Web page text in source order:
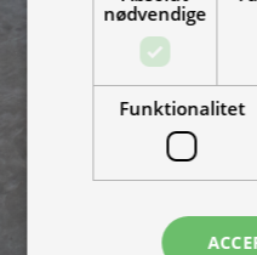
nødvendige
Funktionalitet